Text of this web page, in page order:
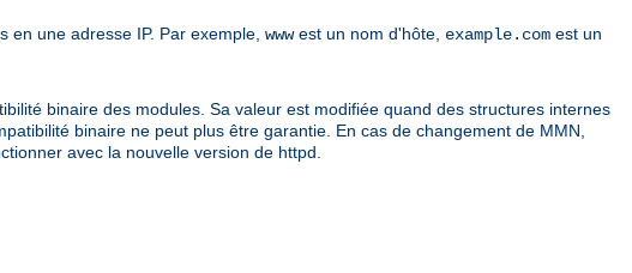
une adresse IP. Par exemple, wwwest un nom d'hôte, example.com est un
binaire des modules. Sa valeur est modifiée quand des structures internes
binaire ne peut plus être garantie. En cas de changement de MMN,
avec la nouvelle version de httpd.